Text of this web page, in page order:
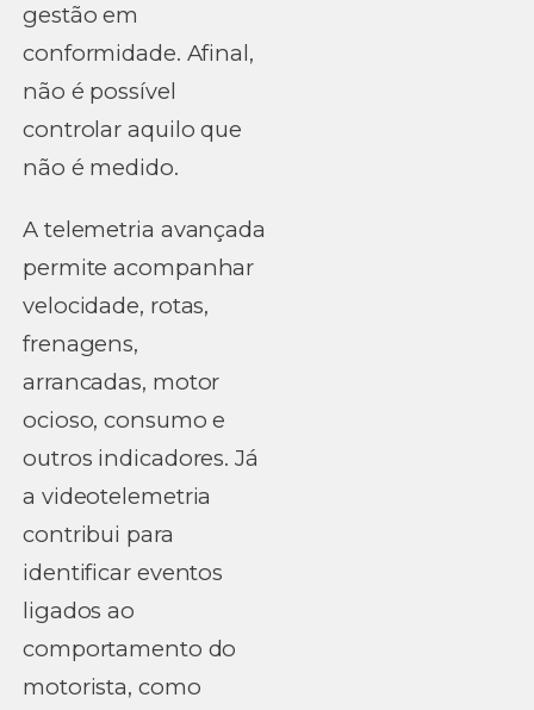
gestão em
conformidade. Afinal,
não é possível
controlar aquilo que
não é medido.
A telemetria avançada
permite acompanhar
velocidade, rotas,
frenagens,
arrancadas, motor
ocioso, consumo e
outros indicadores. Já
a videotelemetria
contribui para
identificar eventos
ligados ao
comportamento do
motorista, como